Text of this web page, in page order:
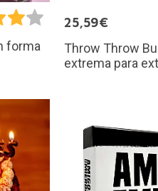
forma
25,59€
Throw Throw
extrema para